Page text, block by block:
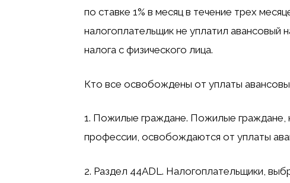
по ставке 1% в месяц в течение трех
налогоплательщик не уплатил авансовый
налога с физического лица.
Кто все освобождены от уплаты
1. Пожилые граждане. Пожилые
профессии, освобождаются от уплаты
2. Раздел 44ADL. Налогоплательщики,